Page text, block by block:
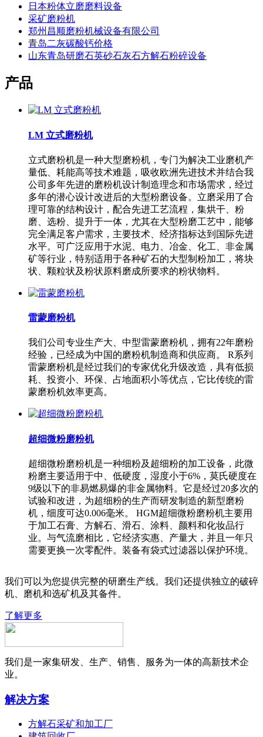
日本粉体立磨磨料设备
采矿磨粉机
郑州昌顺磨粉机械设备有限公司
青岛二灰碳酸钙价格
山东青岛研磨石英砂石灰石方解石粉碎设备
产品
LM 立式磨粉机
立式磨粉机是一种大型磨粉机，专门为解决工业磨机产
量低、耗能高等技术难题，吸收欧洲先进技术并结合我
公司多年先进的磨粉机设计制造理念和市场需求，经过
多年的潜心设计改进后的大型粉磨设备。立磨采用了合
理可靠的结构设计，配合先进工艺流程，集烘干、粉
磨、选粉、提升于一体，尤其在大型粉磨工艺中，能够
完全满足客户需求，主要技术、经济指标达到国际先进
水平。可广泛应用于水泥、电力、冶金、化工、非金属
矿等行业，特别适用于各种矿石的大型制粉加工，将块
状、颗粒状及粉状原料磨成所要求的粉状物料。
雷蒙磨粉机
我们公司专业生产大、中型雷蒙磨粉机，拥有22年磨粉
经验，已经成为中国的磨粉机制造商和供应商。 R系列
雷蒙磨粉机是经过我们的专家优化升级改造，具有低损
耗、投资小、环保、占地面积小等优点，它比传统的雷
蒙磨粉机效率更高。
超细微粉磨粉机
超细微粉磨粉机是一种细粉及超细粉的加工设备，此微
粉磨主要适用于中、低硬度，湿度小于6%，莫氏硬度在
9级以下的非易燃易爆的非金属物料。它是经过20多次的
试验和改进，为超细粉的生产而研发制造的新型磨粉
机，细度可达0.006毫米。 HGM超细微粉磨粉机主要用
于加工石膏、方解石、滑石、涂料、颜料和化妆品行
业。与气流磨相比，它经济实惠、产量大，并且一年只
需要更换一次零配件。装备有袋式过滤器以保护环境。
我们可以为您提供完整的研磨生产线。我们还提供独立的破碎
机、磨机和选矿机及其备件。
了解更多
我们是一家集研发、生产、销售、服务为一体的高新技术企
业。
解决方案
方解石采矿和加工厂